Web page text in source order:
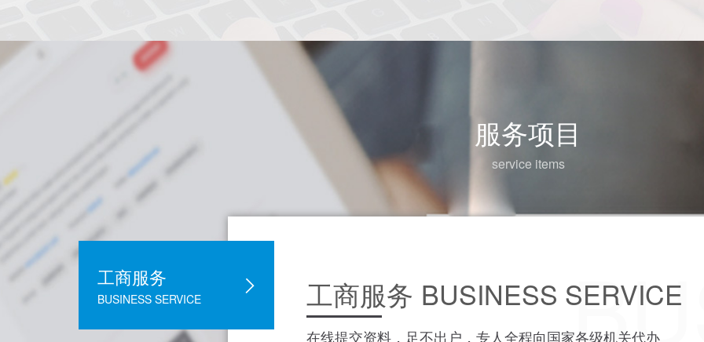
服务项目
service items
工商服务
BUSINESS SERVICE 工商服务 BUSINESS SERVICE
在线提交资料，足不出户，专人全程向国家各级机关代办